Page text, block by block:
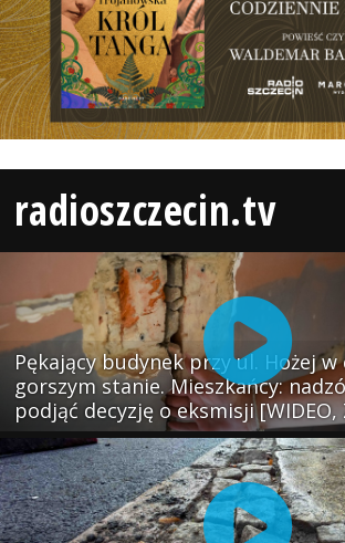
radioszczecin.tv
Pękający budynek przy ul. Hożej w
gorszym stanie. Mieszkańcy:
podjąć decyzję o eksmisji [WIDEO,